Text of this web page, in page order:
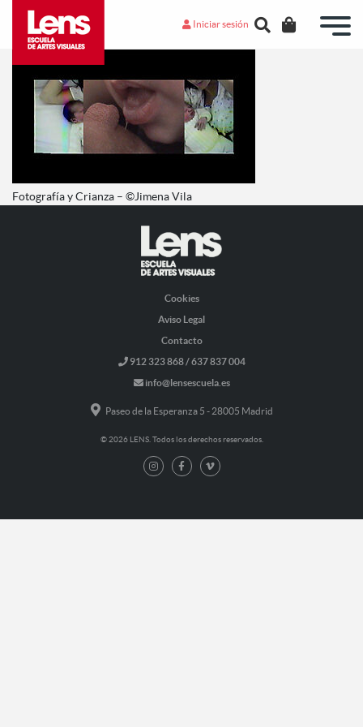
Iniciar sesión
Fotografía y Crianza – ©Jimena Vila
Cookies
Aviso Legal
Contacto
912 323 868 / 637 837 004
info@lensescuela.es
Paseo de la Esperanza 5 - 28005 Madrid
© 2026 LENS. Todos los derechos reservados.